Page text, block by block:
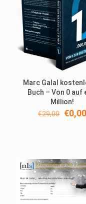
Marc Galal
Buch – Von 0 auf
Million!
€29,00 €0,00